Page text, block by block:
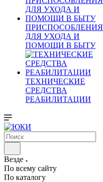
ПРИСПОСОБЛЕНИЯ
ДЛЯ УХОДА И
ПОМОЩИ В БЫТУ
ТЕХНИЧЕСКИЕ
СРЕДСТВА
РЕАБИЛИТАЦИИ
Везде
По всему сайту
По каталогу